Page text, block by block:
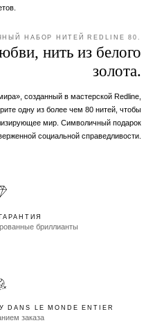
НАБОР НИТЕЙ REDLINE 80.
нить из белого
золота.
созданный в мастерской Redline,
одну из более чем 80 нитей, чтобы
мир. Символичный подарок
социальной справедливости.
бриллианты
LE MONDE ENTIER
заказа